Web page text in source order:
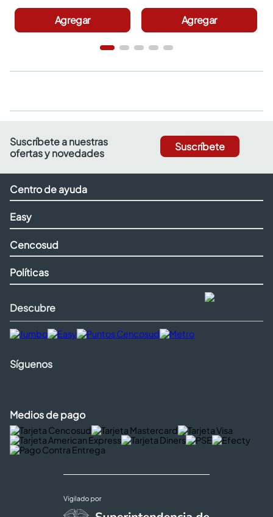
Agregar Agregar
Suscríbete a nuestras
ofertas y novedades
Suscríbete
Centro de ayuda
Easy
Cencosud
Políticas
Descubre
Síguenos
Medios de pago